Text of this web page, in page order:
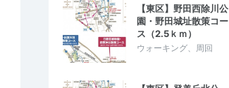
【東区】野田西除川公
園・野田城址散策コー
ス（2.5ｋｍ）
ウォーキング、周回